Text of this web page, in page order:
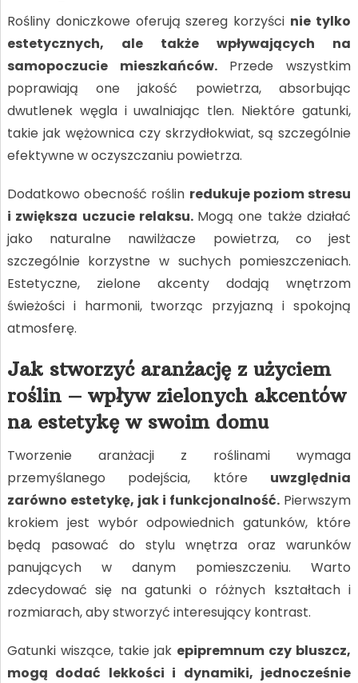
Rośliny doniczkowe oferują szereg korzyści nie tylko
estetycznych, ale także wpływających na
samopoczucie mieszkańców.Przede wszystkim
poprawiają one jakość powietrza, absorbując
dwutlenek węgla i uwalniając tlen. Niektóre gatunki,
takie jak wężownica czy skrzydłokwiat, są szczególnie
efektywne w oczyszczaniu powietrza.
Dodatkowo obecność roślin redukuje poziom stresu
i zwiększa uczucie relaksu. Mogą one także działać
jako naturalne nawilżacze powietrza, co jest
szczególnie korzystne w suchych pomieszczeniach.
Estetyczne, zielone akcenty dodają wnętrzom
świeżości i harmonii, tworząc przyjazną i spokojną
atmosferę.
Jak stworzyć aranżację z użyciem
roślin – wpływ zielonych akcentów
na estetykę w swoim domu
Tworzenie aranżacji z roślinami wymaga
przemyślanego podejścia, które uwzględnia
zarówno estetykę, jak i funkcjonalność. Pierwszym
krokiem jest wybór odpowiednich gatunków, które
będą pasować do stylu wnętrza oraz warunków
panujących w danym pomieszczeniu. Warto
zdecydować się na gatunki o różnych kształtach i
rozmiarach, aby stworzyć interesujący kontrast.
Gatunki wiszące, takie jak epipremnum czy bluszcz,
mogą dodać lekkości i dynamiki, jednocześnie